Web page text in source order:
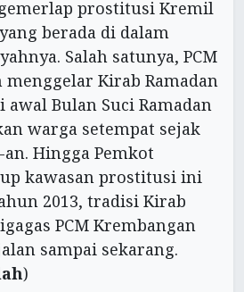
prostitusi Kremil
berada di dalam
Salah satunya, PCM
Kirab Ramadan
Bulan Suci Ramadan
warga setempat sejak
Hingga Pemkot
kawasan prostitusi ini
2013, tradisi Kirab
PCM Krembangan
sampai sekarang.
)